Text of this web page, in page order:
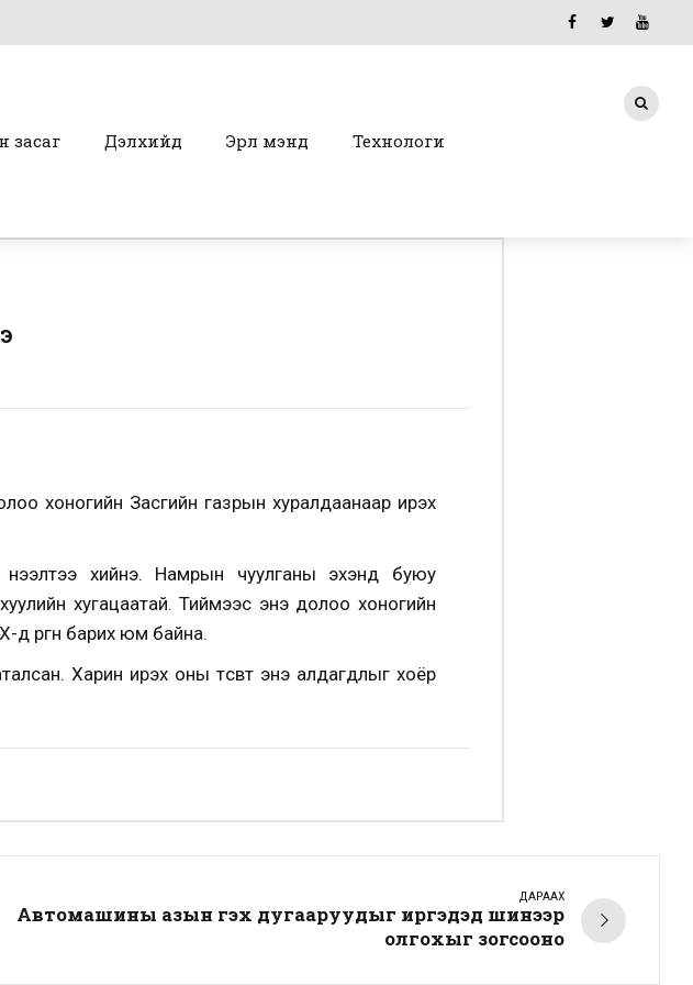
засаг Дэлхийд Эрүүл мэнд Технологи
хоногийн Засгийн газрын хуралдаанаар ирэх
хийнэ. Намрын чуулганы эхэнд буюу
хугацаатай. Тиймээс энэ долоо хоногийн
өргөн барих юм байна.
Харин ирэх оны төсөвт энэ алдагдлыг хоёр
ДАРААХ
Автомашины азын гэх дугааруудыг иргэдэд шинээр
олгохыг зогсооно